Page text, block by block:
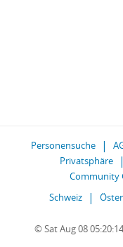
Personensuche
Privatsphäre
Community
Schweiz
© Sat Aug 08